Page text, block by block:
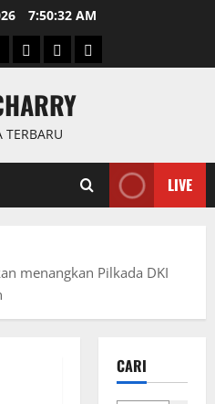
7:50:33 AM
Keriminal
OlahragaInternasional
TERBARU
LIVE
menangkan Pilkada DKI
CARI